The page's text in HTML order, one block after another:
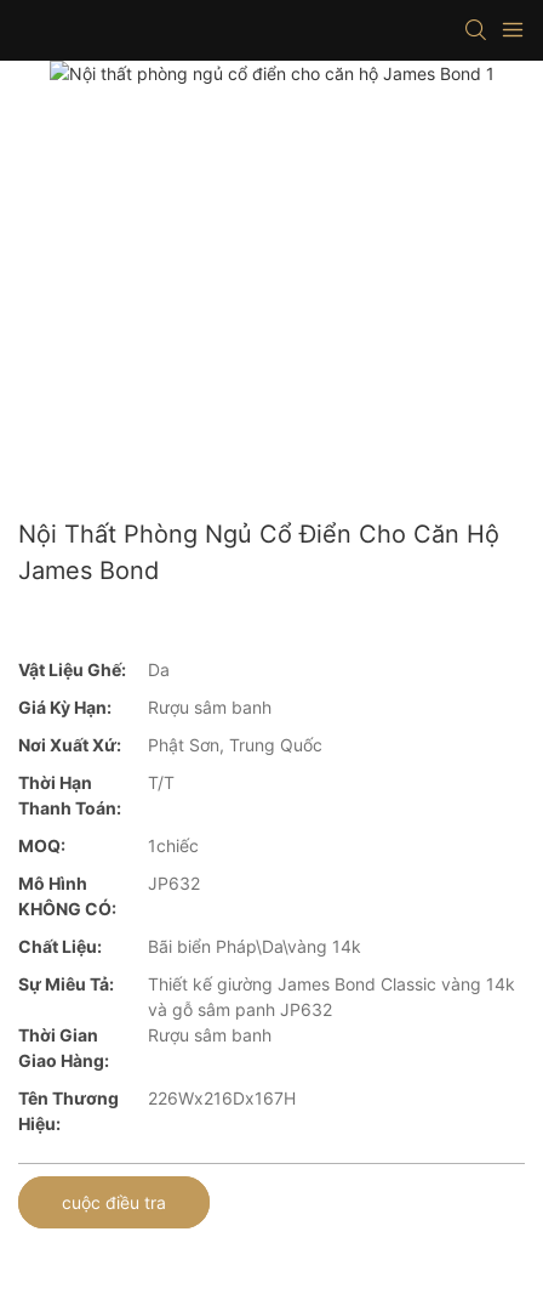
Nội Thất Phòng Ngủ Cổ Điển Cho Căn Hộ
James Bond
Vật Liệu Ghế:
Da
Giá Kỳ Hạn:
Rượu sâm banh
Nơi Xuất Xứ:
Phật Sơn, Trung Quốc
Thời Hạn
Thanh Toán:
T/T
MOQ:
1chiếc
Mô Hình
KHÔNG CÓ:
JP632
Chất Liệu:
Bãi biển Pháp\Da\vàng 14k
Sự Miêu Tả:
Thiết kế giường James Bond Classic vàng 14k
và gỗ sâm panh JP632
Thời Gian
Giao Hàng:
Rượu sâm banh
Tên Thương
Hiệu:
226Wx216Dx167H
cuộc điều tra